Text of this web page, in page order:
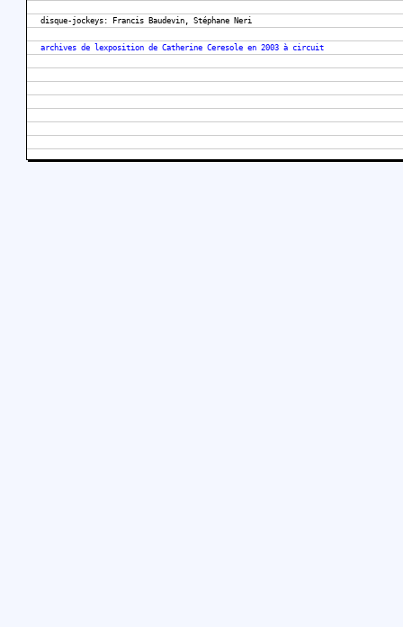
disque-jockeys: Francis Baudevin, Stéphane Neri
archives de lexposition de Catherine Ceresole en 2003 à circuit